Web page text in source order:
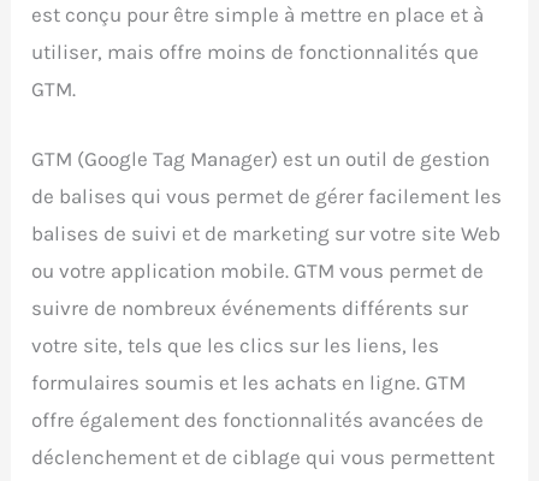
est conçu pour être simple à mettre en place et à
utiliser, mais offre moins de fonctionnalités que
GTM.
GTM (Google Tag Manager) est un outil de gestion
de balises qui vous permet de gérer facilement les
balises de suivi et de marketing sur votre site Web
ou votre application mobile. GTM vous permet de
suivre de nombreux événements différents sur
votre site, tels que les clics sur les liens, les
formulaires soumis et les achats en ligne. GTM
offre également des fonctionnalités avancées de
déclenchement et de ciblage qui vous permettent